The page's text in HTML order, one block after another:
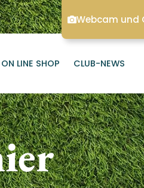
ON LINE SHOP CLUB-NEWS
Webcam und